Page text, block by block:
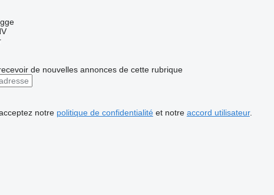
de nouvelles annonces de cette rubrique
notre politique de confidentialitéet notre accord utilisateur.